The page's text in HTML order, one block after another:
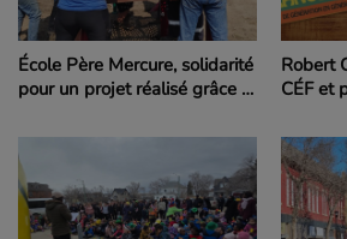
École Père Mercure, solidarité
pour un projet réalisé grâce à
fransaskoise
Robert
CÉF et